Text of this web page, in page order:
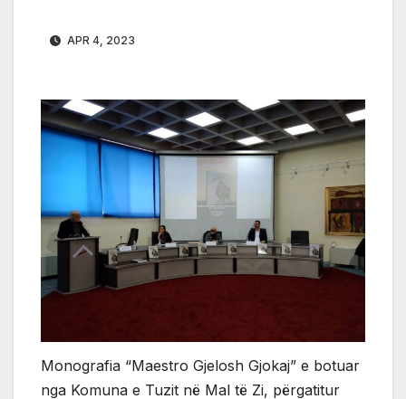
APR 4, 2023
Monografia “Maestro Gjelosh Gjokaj” e botuar
nga Komuna e Tuzit në Mal të Zi, përgatitur